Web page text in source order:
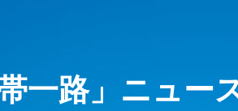
帯一路」ニュー